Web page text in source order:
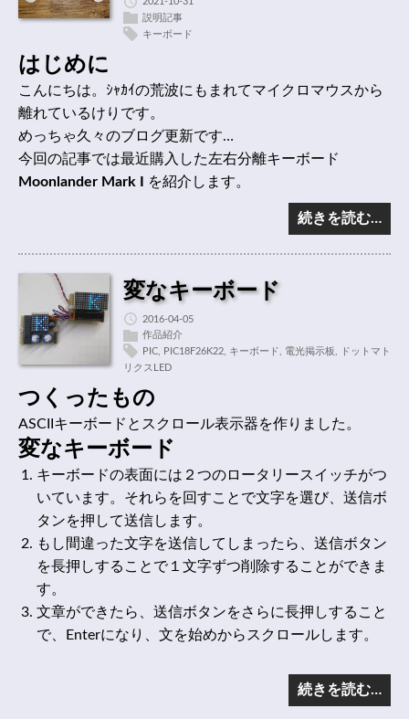
説明記事
キーボード
はじめに
こんにちは。ｼｬｶｲの荒波にもまれてマイクロマウスから
離れているけりです。
めっちゃ久々のブログ更新です…
今回の記事では最近購入した左右分離キーボード
Moonlander Mark I
を紹介します。
続きを読む…
変なキーボード
2016-04-05
作品紹介
PIC
PIC18F26K22 キーボード 電光掲示板
ドットマト
リクスLED
つくったもの
ASCIIキーボードとスクロール表示器を作りました。
変なキーボード
キーボードの表面には２つのロータリースイッチがつ
いています。それらを回すことで文字を選び、送信ボ
タンを押して送信します。
もし間違った文字を送信してしまったら、送信ボタン
を長押しすることで１文字ずつ削除することができま
す。
文章ができたら、送信ボタンをさらに長押しすること
で、Enterになり、文を始めからスクロールします。
続きを読む…